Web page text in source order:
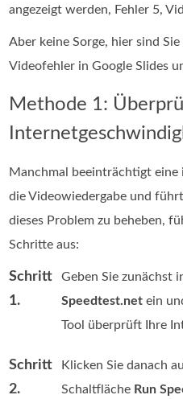
angezeigt werden, Fehler 5,
Aber keine Sorge, hier sind
Videofehler in Google Slides
Methode 1:
Manchmal beeinträchtigt
die Videowiedergabe und
dieses Problem zu beheben,
Schritte aus:
Schritt
1.
Geben Sie zunächst
Speedtest.net ein
Tool überprüft Ihre
Schritt
2.
Klicken Sie danach
Schaltfläche Run